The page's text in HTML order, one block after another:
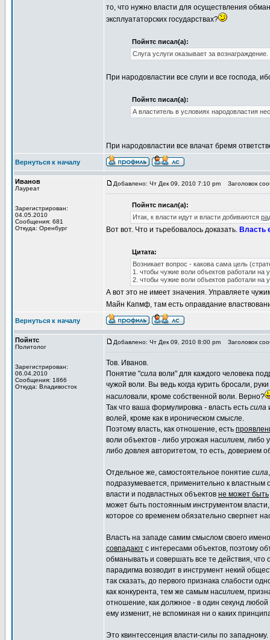
то, что нужно власти для осуществления
эксплуататорских государствах?
Пойнтс писал(а):
Слуга услуги оказывает за вознаграждение.
При народовластии все слуги и все господа,
Пойнтс писал(а):
А властитель в условиях народовластия
При народовластии все влачат бремя
Вернуться к началу
Иванов
Лауреат
Зарегистрирован:
04.05.2010
Сообщения: 681
Откуда: Оренбург
Добавлено: Чт Дек 09, 2010 7:10 pm Заголовок
Пойнтс писал(а):
Итак, к власти идут и власти добиваются
Вот вот. Что и тьребовалось доказать. Власть
Цитата:
Возникает вопрос - какова сама цель
1. чтобы чужие воли объектов работали на
2. чтобы чужие воли объектов работали на
А вот это не имеет значения. Управляете
Майн Капмф, там есть оправдание
Вернуться к началу
Пойнтс
Политолог
Зарегистрирован:
06.04.2010
Сообщения: 1866
Откуда: Владивосток
Добавлено: Чт Дек 09, 2010 8:00 pm Заголовок
Тов. Иванов.
Понятие "сила воли" для каждого человека
чужой воли. Вы ведь когда курить бросали,
насиловали, кроме собственной воли. Верно?
Так что ваша формулировка - власть есть сила
волей, кроме как в ироническом смысле.
Поэтому власть, как отношение, есть
воли объектов - либо угрожая насилием, либо
либо довлея авторитетом, то есть, доверием
Отдельное же, самостоятельное понятие сила
подразумевается, применительно к властным
власти и подвластных объектов не может быть
может быть постоянным инструментом
которое со временем обязательно свергнет
Власть на западе самим смыслом своего
совпадают с интересами объектов, поэтому
обманывать и совершать все те действия,
парадигма возводит в инструмент некий
так сказать, до первого признака слабости
как конкурента, тем же самым насилием,
отношение, как должное - в один секунд
ему изменит, не вспоминая ни о каких
Это квинтессенция власти-силы по западному.